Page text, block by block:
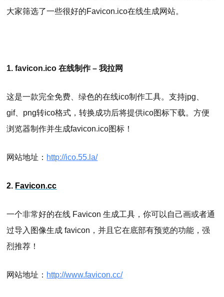
大家筛选了一些很好的Favicon.ico在线生成网站。
1. favicon.ico 在线制作 – 我拉网
这是一款完全免费、绿色的在线ico制作工具。支持jpg、
gif、png转ico格式，转换成功后将提供ico图标下载。方便
浏览器制作并生成favicon.ico图标！
网站地址： http://ico.55.la/
2. Favicon.cc
一个非常好的在线 Favicon 生成工具，你可以自己画或者通
过导入图像生成 favicon，并且它在底部有预览的功能，强
烈推荐！
网站地址： http://www.favicon.cc/